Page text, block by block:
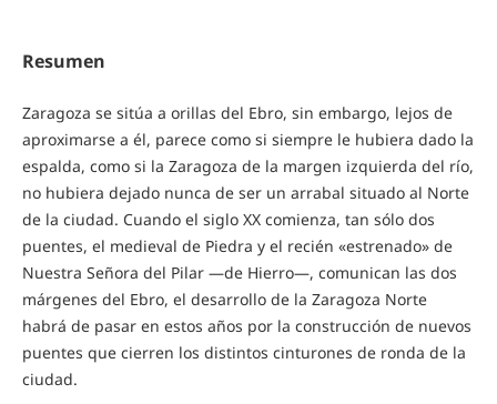
Resumen
Zaragoza se sitúa a orillas del Ebro, sin embargo, lejos de
aproximarse a él, parece como si siempre le hubiera dado la
espalda, como si la Zaragoza de la margen izquierda del río,
no hubiera dejado nunca de ser un arrabal situado al Norte
de la ciudad. Cuando el siglo XX comienza, tan sólo dos
puentes, el medieval de Piedra y el recién «estrenado» de
Nuestra Señora del Pilar —de Hierro—, comunican las dos
márgenes del Ebro, el desarrollo de la Zaragoza Norte
habrá de pasar en estos años por la construcción de nuevos
puentes que cierren los distintos cinturones de ronda de la
ciudad.